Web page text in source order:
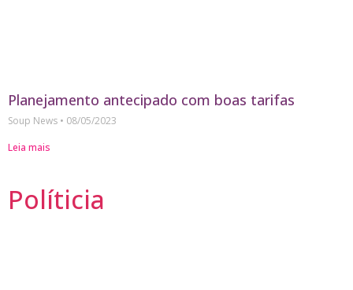
Planejamento antecipado com boas tarifas
Soup News
08/05/2023
Leia mais
Políticia